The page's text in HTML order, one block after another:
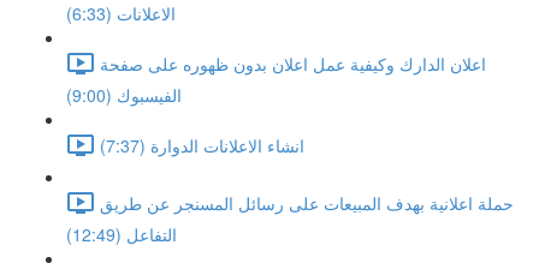
الاعلانات (6:33)
اعلان الدارك وكيفية عمل اعلان بدون ظهوره على صفحة
الفيسبوك (9:00)
انشاء الاعلانات الدوارة (7:37)
حملة اعلانية بهدف المبيعات على رسائل المسنجر عن طريق
التفاعل (12:49)